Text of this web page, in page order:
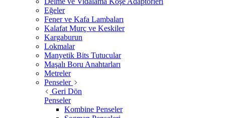
Eğeler
Fener ve Kafa Lambaları
Kalafat Murç ve Keskiler
Kargaburun
Lokmalar
Manyetik Bits Tutucular
Maşalı Boru Anahtarları
Metreler
Penseler
Geri Dön
Penseler
Kombine Penseler